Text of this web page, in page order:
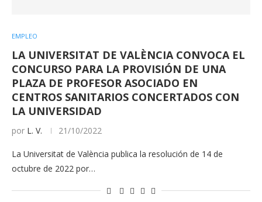
EMPLEO
LA UNIVERSITAT DE VALÈNCIA CONVOCA EL
CONCURSO PARA LA PROVISIÓN DE UNA
PLAZA DE PROFESOR ASOCIADO EN
CENTROS SANITARIOS CONCERTADOS CON
LA UNIVERSIDAD
por L. V. 21/10/2022
La Universitat de València publica la resolución de 14 de
octubre de 2022 por…